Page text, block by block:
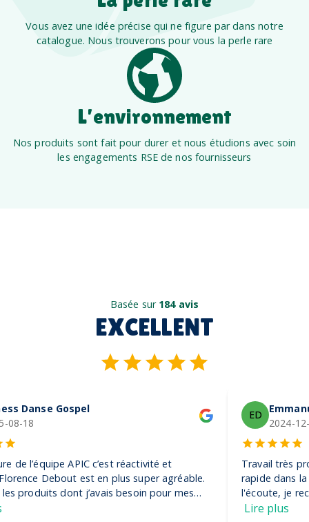
Vous avez une idée précise qui ne figure par dans notre
catalogue. Nous trouverons pour vous la perle rare
L’environnement
Nos produits sont fait pour durer et nous étudions avec soin
les engagements RSE de nos fournisseurs
Basée sur 184 avis
EXCELLENT
ED
Emmanuel De Vezin
Travail très pro, rigoureux et efficace. Ils ont été très
rapide dans la réalisation de la commande et très à
l'écoute, je recommande ! Encore merci, on adore nos